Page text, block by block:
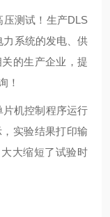
压测试！生产DLS
力系统的发电、供
的生产企业，提
！
片机控制程序运行
实验结果打印输
大缩短了试验时